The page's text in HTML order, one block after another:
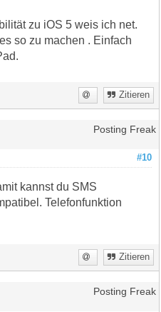
zu iOS 5 weis ich net.
so zu machen . Einfach
Zitieren
Posting Freak
#10
kannst du SMS
Telefonfunktion
Zitieren
Posting Freak